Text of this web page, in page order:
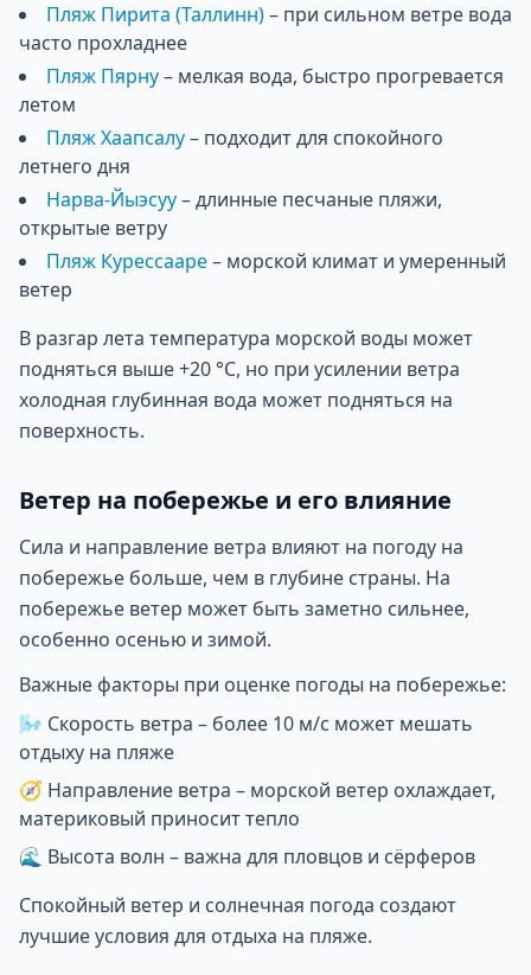
Пляж Пирита (Таллинн)– при сильном ветре вода
часто прохладнее
Пляж Пярну– мелкая вода, быстро прогревается
летом
Пляж Хаапсалу– подходит для спокойного
летнего дня
Нарва-Йыэсуу– длинные песчаные пляжи,
открытые ветру
Пляж Курессааре– морской климат и умеренный
ветер
В разгар лета температура морской воды может
подняться выше +20 °C, но при усилении ветра
холодная глубинная вода может подняться на
поверхность.
Ветер на побережье и его влияние
Сила и направление ветра влияют на погоду на
побережье больше, чем в глубине страны. На
побережье ветер может быть заметно сильнее,
особенно осенью и зимой.
Важные факторы при оценке погоды на побережье:
🌬 Скорость ветра – более 10 м/с может мешать
отдыху на пляже
🧭 Направление ветра – морской ветер охлаждает,
материковый приносит тепло
🌊 Высота волн – важна для пловцов и сёрферов
Спокойный ветер и солнечная погода создают
лучшие условия для отдыха на пляже.